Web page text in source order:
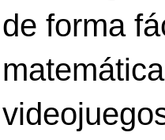
de forma